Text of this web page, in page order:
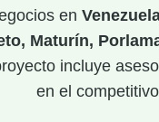
en
Maturín,
incluye
en el